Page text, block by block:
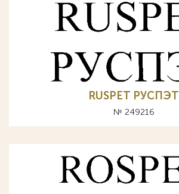
RUSPET РУСПЭТ
№ 249216